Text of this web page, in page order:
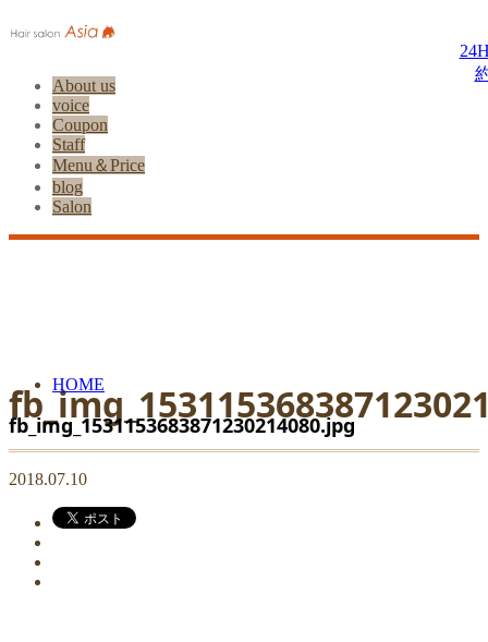
About us
voice
Coupon
Staff
Menu＆Price
blog
Salon
HOME
fb_img_1531153683871230214080.jpg
2018.07.10